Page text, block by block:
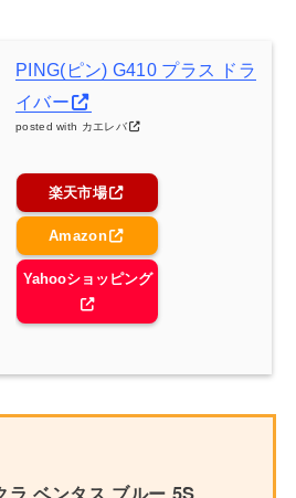
PING(ピン) G410 プラス ドラ
イバー
posted with カエレバ
楽天市場
Amazon
Yahooショッピング
ベンタス ブルー 5S